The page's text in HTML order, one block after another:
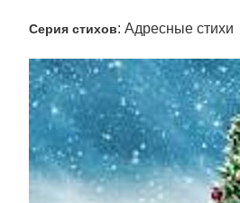
Серия стихов: Адресные стихи